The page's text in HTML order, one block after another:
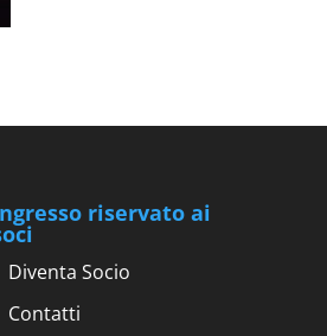
riservato ai
Diventa Socio
Contatti